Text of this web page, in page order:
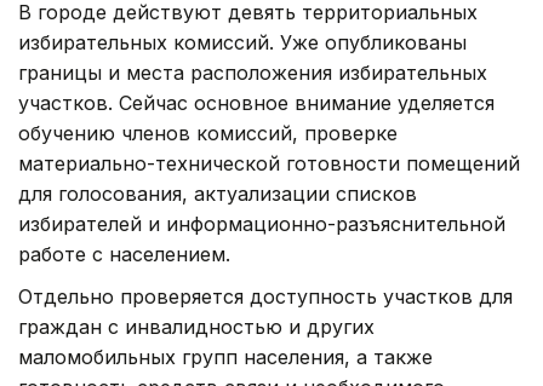
В городе действуют девять территориальных
избирательных комиссий. Уже опубликованы
границы и места расположения избирательных
участков. Сейчас основное внимание уделяется
обучению членов комиссий, проверке
материально-технической готовности помещений
для голосования, актуализации списков
избирателей и информационно-разъяснительной
работе с населением.
Отдельно проверяется доступность участков для
граждан с инвалидностью и других
маломобильных групп населения, а также